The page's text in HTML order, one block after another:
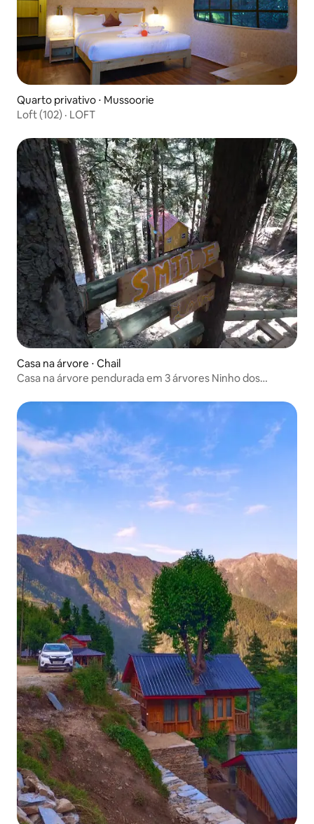
Quarto privativo ⋅ Mussoorie
Loft (102) · LOFT
Casa na árvore ⋅ Chail
Casa na árvore pendurada em 3 árvores Ninho dos